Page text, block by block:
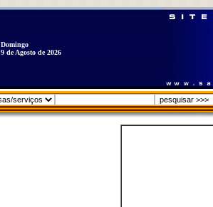
Domingo
9 de Agosto de 2026